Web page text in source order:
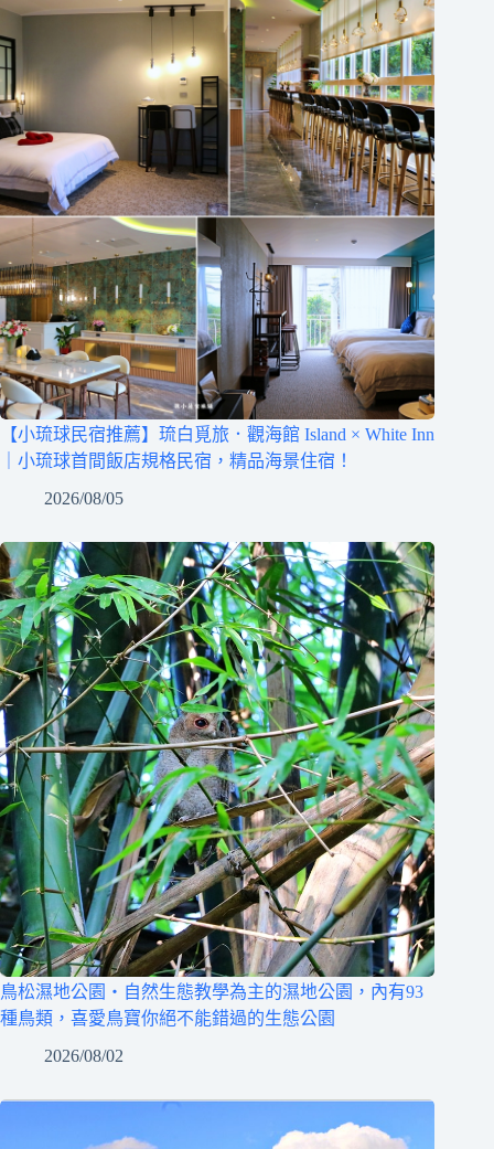
【小琉球民宿推薦】琉白覓旅．觀海館 Island × White Inn
｜小琉球首間飯店規格民宿，精品海景住宿！
2026/08/05
鳥松濕地公園‧自然生態教學為主的濕地公園，內有93
種鳥類，喜愛鳥寶你絕不能錯過的生態公園
2026/08/02